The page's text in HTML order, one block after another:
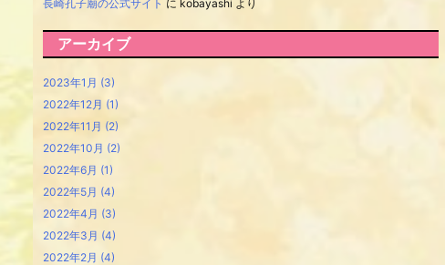
長崎孔子廟の公式サイト に kobayashi より
アーカイブ
2023年1月 (3)
2022年12月 (1)
2022年11月 (2)
2022年10月 (2)
2022年6月 (1)
2022年5月 (4)
2022年4月 (3)
2022年3月 (4)
2022年2月 (4)